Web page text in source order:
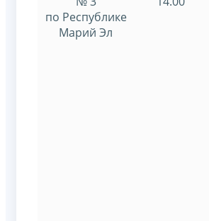
по Республике
Марий Эл